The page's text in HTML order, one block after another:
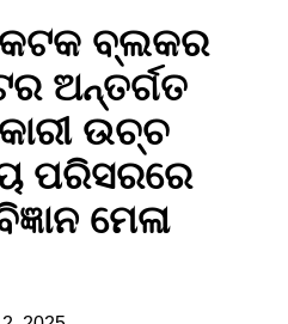
ବ୍ଲକର
ଅନ୍ତର୍ଗତ
ଉଚ୍ଚ
ପରିସରରେ
ମେଳା